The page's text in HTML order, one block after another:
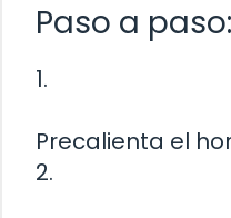
Paso a paso:
1.
Precalienta el
2.